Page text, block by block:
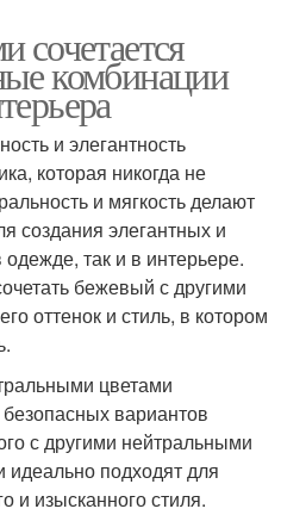
сочетается
комбинации
и элегантность
которая никогда не
и мягкость делают
создания элегантных и
так и в интерьере.
бежевый с другими
оттенок и стиль, в котором
цветами
вариантов
с другими нейтральными
идеально подходят для
и изысканного стиля.